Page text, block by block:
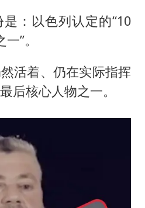
：以色列认定的“10
”。
活着、仍在实际指挥
后核心人物之一。